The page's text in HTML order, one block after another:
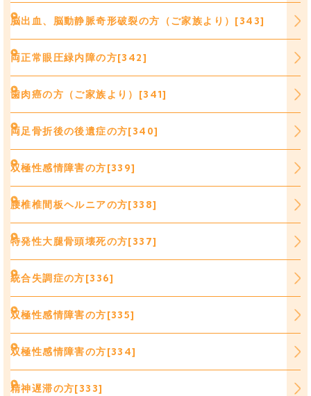
脳出血、脳動静脈奇形破裂の方（ご家族より）[343]
両正常眼圧緑内障の方[342]
歯肉癌の方（ご家族より）[341]
両足骨折後の後遺症の方[340]
双極性感情障害の方[339]
腰椎椎間板ヘルニアの方[338]
特発性大腿骨頭壊死の方[337]
統合失調症の方[336]
双極性感情障害の方[335]
双極性感情障害の方[334]
精神遅滞の方[333]